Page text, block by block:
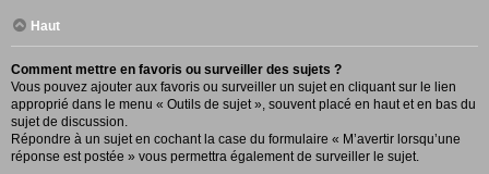
Haut
Comment mettre en favoris ou surveiller des sujets ?
Vous pouvez ajouter aux favoris ou surveiller un sujet en cliquant sur le lien
approprié dans le menu « Outils de sujet », souvent placé en haut et en bas du
sujet de discussion.
Répondre à un sujet en cochant la case du formulaire « M’avertir lorsqu’une
réponse est postée » vous permettra également de surveiller le sujet.